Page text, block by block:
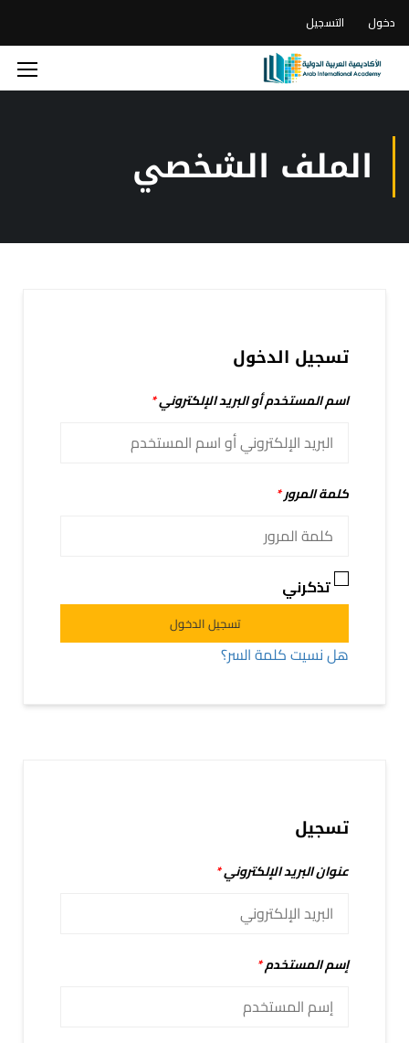
دخول التسجيل
الملف الشخصي
تسجيل الدخول
اسم المستخدم أو البريد الإلكتروني*
كلمة المرور*
تذكرني
تسجيل الدخول
هل نسيت كلمة السر؟
تسجيل
عنوان البريد الإلكتروني*
إسم المستخدم*